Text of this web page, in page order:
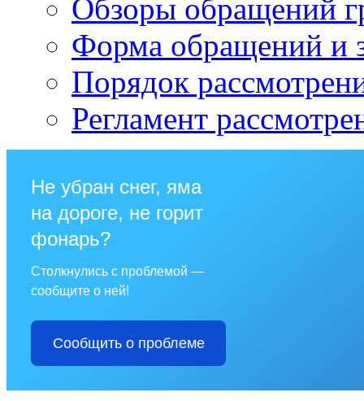
Обзоры обращений
Форма обращений и
Порядок
Регламент
Не убран снег, яма
на дороге, не горит
фонарь?
Столкнулись с проблемой —
сообщите о ней!
Сообщить о проблеме